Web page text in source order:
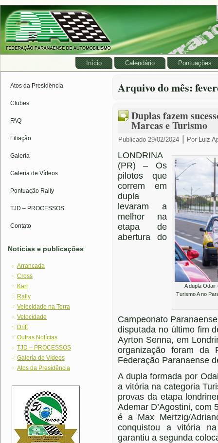
Início Calendário Pontuações
Atos da Presidência
Clubes
FAQ
Filiação
Galeria
Galeria de Vídeos
Pontuação Rally
TJD – PROCESSOS
Contato
Notícias e publicações
Arrancada
Cross
Kart
Rally
Velocidade na Terra
Velocidade
Drift
Outras Notícias
TJD – PROCESSOS
Galeria de Vídeos
Atos da Presidência
Arquivo do mês:
Duplas fazem
Marcas e Turismo
Publicado 29/02/2024 Por Luiz
A dupla
Turismo A no
LONDRINA
(PR) – Os
pilotos que
correm em
dupla
levaram a
melhor na
etapa de
abertura do
Campeonato
disputada no último fim
Ayrton Senna, em
organização foram da
Federação Paranaense
A dupla formada por
a vitória na categoria
provas da etapa
Ademar D’Agostini, com
é a Max Mertzig/
conquistou a vitória
garantiu a segunda